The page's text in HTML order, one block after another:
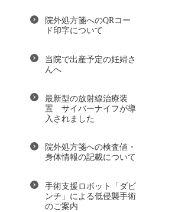
院外処方箋へのQRコー
ド印字について
当院で出産予定の妊婦さ
んへ
最新型の放射線治療装
置 サイバーナイフが導
入されました
院外処方箋への検査値・
身体情報の記載について
手術支援ロボット「ダビ
ンチ」による低侵襲手術
のご案内